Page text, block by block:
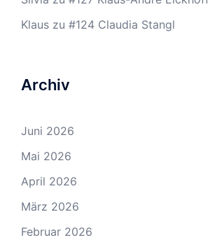
Klaus zu #124 Claudia Stangl
Archiv
Juni 2026
Mai 2026
April 2026
März 2026
Februar 2026